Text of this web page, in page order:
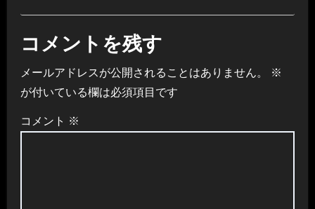
コメントを残す
メールアドレスが公開されることはありません。
※
が付いている欄は必須項目です
コメント ※